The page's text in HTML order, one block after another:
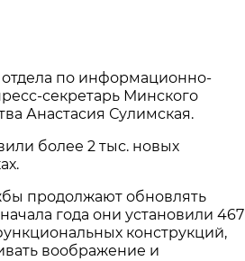
отдела по информационно-
секретарь Минского
Анастасия Сулимская.
более 2 тыс. новых
продолжают обновлять
года они установили 467
конструкций,
воображение и